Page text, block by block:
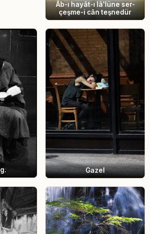
Âb-ı hayât-ı lâ'lüne ser-
çeşme-i cân teşnedür
Gazel